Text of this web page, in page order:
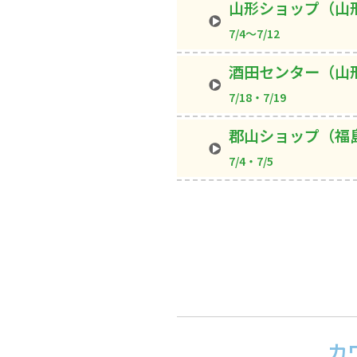
山形ショップ（山
7/4～7/12
酒田センター（山
7/18・7/19
郡山ショップ（福
7/4・7/5